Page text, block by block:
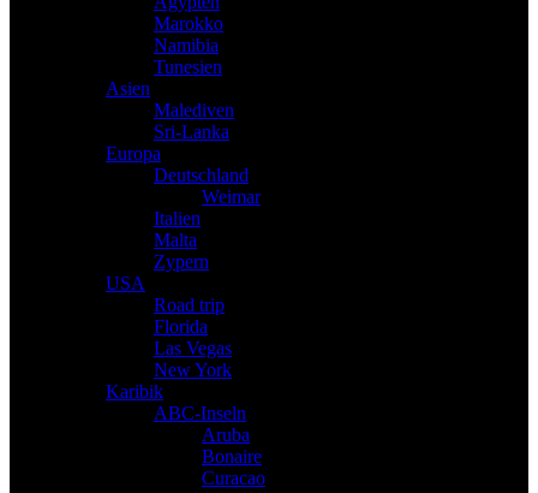
Marokko
Namibia
Tunesien
Asien
Malediven
Sri-Lanka
Europa
Deutschland
Weimar
Italien
Malta
Zypern
USA
Road trip
Florida
Las Vegas
New York
Karibik
ABC-Inseln
Aruba
Bonaire
Curacao